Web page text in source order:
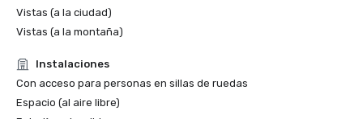
Vistas (a la ciudad)
Vistas (a la montaña)
Instalaciones
Con acceso para personas en sillas de ruedas
Espacio (al aire libre)